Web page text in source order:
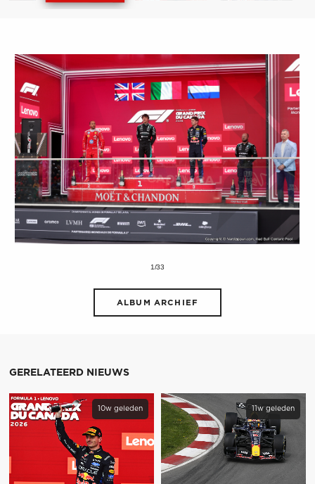
1/33
ALBUM ARCHIEF
GERELATEERD NIEUWS
10w geleden 11w geleden